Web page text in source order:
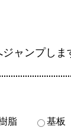
ャンプしま
脂 基板